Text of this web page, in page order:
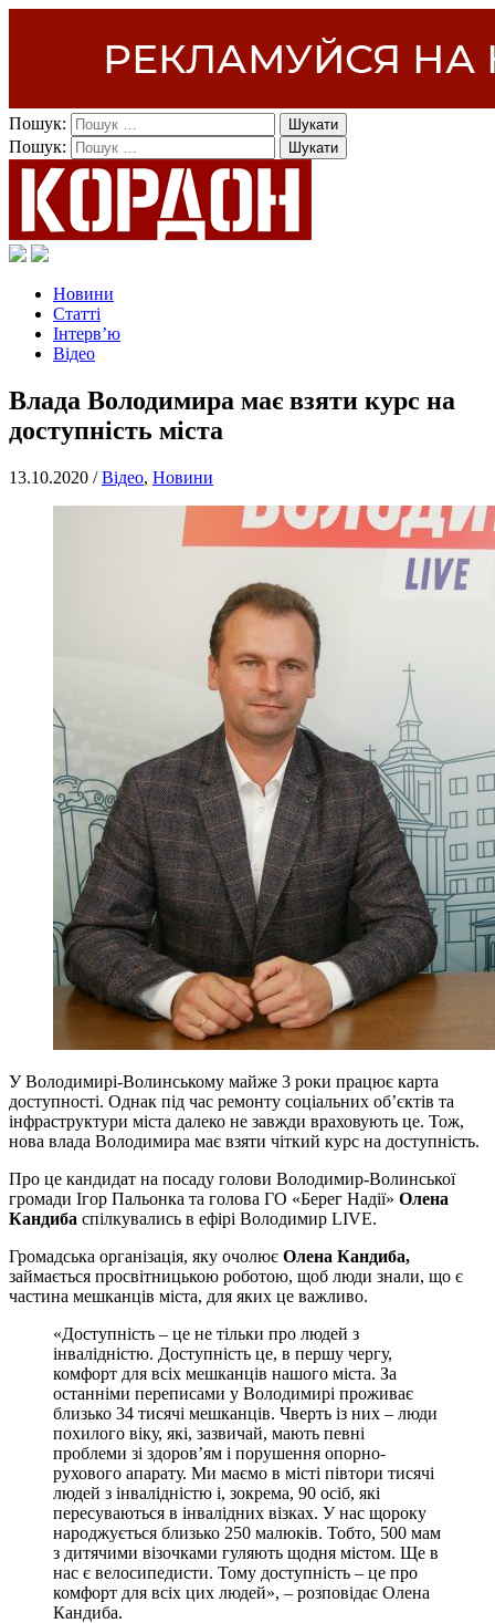
Пошук:
Пошук:
Новини
Статті
Інтерв’ю
Відео
Влада Володимира має взяти курс на
доступність міста
13.10.2020 /Відео, Новини
У Володимирі-Волинському майже 3 роки працює карта
доступності. Однак під час ремонту соціальних об’єктів та
інфраструктури міста далеко не завжди враховують це. Тож,
нова влада Володимира має взяти чіткий курс на доступність.
Про це кандидат на посаду голови Володимир-Волинської
громади Ігор Пальонка та голова ГО «Берег Надії» Олена
Кандиба спілкувались в ефірі Володимир LIVE.
Громадська організація, яку очолює Олена Кандиба,
займається просвітницькою роботою, щоб люди знали, що є
частина мешканців міста, для яких це важливо.
«Доступність – це не тільки про людей з
інвалідністю. Доступність це, в першу чергу,
комфорт для всіх мешканців нашого міста. За
останніми переписами у Володимирі проживає
близько 34 тисячі мешканців. Чверть із них – люди
похилого віку, які, зазвичай, мають певні
проблеми зі здоров’ям і порушення опорно-
рухового апарату. Ми маємо в місті півтори тисячі
людей з інвалідністю і, зокрема, 90 осіб, які
пересуваються в інвалідних візках. У нас щороку
народжується близько 250 малюків. Тобто, 500 мам
з дитячими візочками гуляють щодня містом. Ще в
нас є велосипедисти. Тому доступність – це про
комфорт для всіх цих людей», – розповідає Олена
Кандиба.